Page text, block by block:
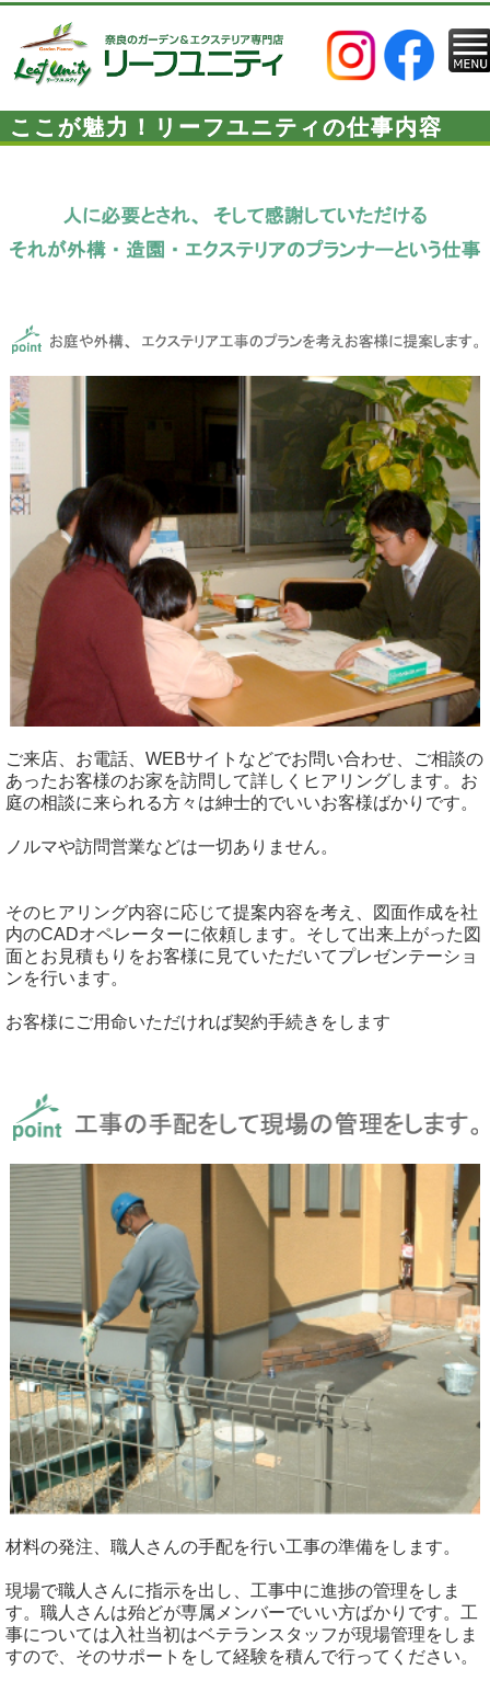
ここが魅力！リーフユニティの仕事内容
ご来店、お電話、WEBサイトなどでお問い合わせ、ご相談の
あったお客様のお家を訪問して詳しくヒアリングします。お
庭の相談に来られる方々は紳士的でいいお客様ばかりです。
ノルマや訪問営業などは一切ありません。
そのヒアリング内容に応じて提案内容を考え、図面作成を社
内のCADオペレーターに依頼します。そして出来上がった図
面とお見積もりをお客様に見ていただいてプレゼンテーショ
ンを行います。
お客様にご用命いただければ契約手続きをします
材料の発注、職人さんの手配を行い工事の準備をします。
現場で職人さんに指示を出し、工事中に進捗の管理をしま
す。職人さんは殆どが専属メンバーでいい方ばかりです。工
事については入社当初はベテランスタッフが現場管理をしま
すので、そのサポートをして経験を積んで行ってください。